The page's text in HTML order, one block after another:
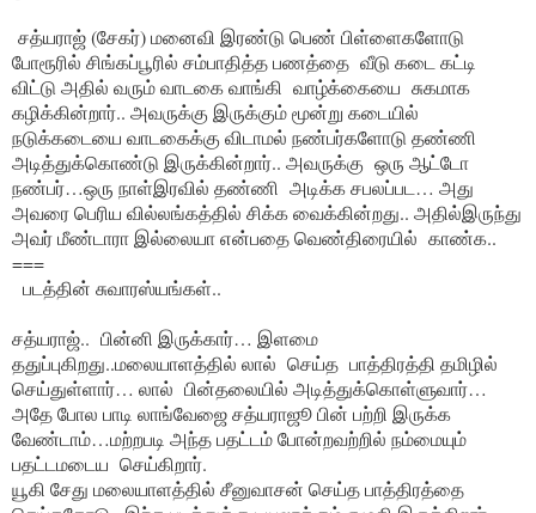
சத்யராஜ் (சேகர்) மனைவி இரண்டு பெண் பிள்ளைகளோடு
போரூரில் சிங்கப்பூரில் சம்பாதித்த பணத்தை வீடு கடை கட்டி
விட்டு அதில் வரும் வாடகை வாங்கி வாழ்க்கையை சுகமாக
கழிக்கின்றார்.. அவருக்கு இருக்கும் மூன்று கடையில்
நடுக்கடையை வாடகைக்கு விடாமல் நண்பர்களோடு தண்ணி
அடித்துக்கொண்டு இருக்கின்றார்.. அவருக்கு ஒரு ஆட்டோ
நண்பர்…ஒரு நாள்இரவில் தண்ணி அடிக்க சபலப்பட… அது
அவரை பெரிய வில்லங்கத்தில் சிக்க வைக்கின்றது.. அதில்இருந்து
அவர் மீண்டாரா இல்லையா என்பதை வெண்திரையில் காண்க..
===
படத்தின் சுவாரஸ்யங்கள்..
சத்யராஜ்.. பின்னி இருக்கார்… இளமை
ததுப்புகிறது..மலையாளத்தில் லால் செய்த பாத்திரத்தி தமிழில்
செய்துள்ளார்… லால் பின்தலையில் அடித்துக்கொள்ளுவார்…
அதே போல பாடி லாங்வேஜை சத்யராஜூ பின் பற்றி இருக்க
வேண்டாம்…மற்றபடி அந்த பதட்டம் போன்றவற்றில் நம்மையும்
பதட்டமடைய செய்கிறார்.
யூகி சேது மலையாளத்தில் சீனுவாசன் செய்த பாத்திரத்தை